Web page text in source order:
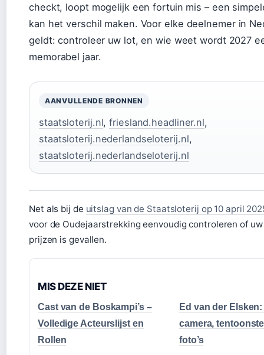
checkt, loopt mogelijk een fortuin mis – een
kan het verschil maken. Voor elke deelnemer in
geldt: controleer uw lot, en wie weet wordt 2027
memorabel jaar.
AANVULLENDE BRONNEN
staatsloterij.nl,friesland.headliner.nl,
staatsloterij.nederlandseloterij.nl,
staatsloterij.nederlandseloterij.nl
Net als bij de uitslag van de Staatsloterij op 10 april
voor de Oudejaarstrekking eenvoudig controleren of
prijzen is gevallen.
MIS DEZE NIET
Cast van de Boskampi’s –
Volledige Acteurslijst en
Rollen
Ed van der
camera,
foto’s